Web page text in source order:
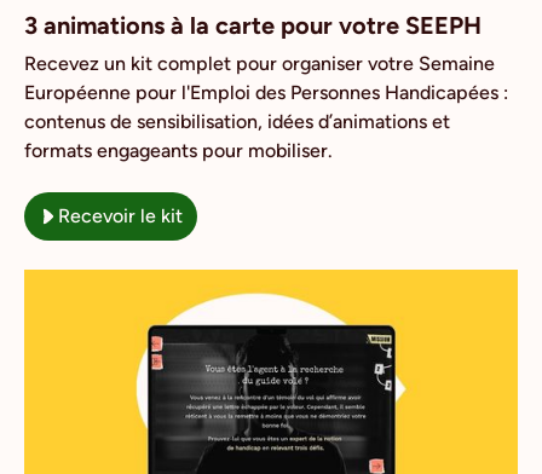
3 animations à la carte pour votre SEEPH
Recevez un kit complet pour organiser votre Semaine
Européenne pour l'Emploi des Personnes Handicapées :
contenus de sensibilisation, idées d’animations et
formats engageants pour mobiliser.
Recevoir le kit